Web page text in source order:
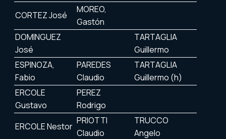
CORTEZ José
MOREO,
Gastón
DOMINGUEZ
José
TARTAGLIA
Guillermo
ESPINOZA,
Fabio
PAREDES
Claudio
TARTAGLIA
Guillermo (h)
ERCOLE
Gustavo
PEREZ
Rodrigo
ERCOLE Nestor
PRIOTTI
Claudio
TRUCCO
Angelo